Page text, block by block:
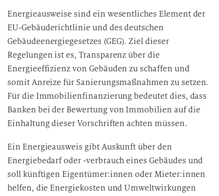
Energieausweise sind ein wesentliches Element der
EU-Gebäuderichtlinie und des deutschen
Gebäudeenergiegesetzes (GEG). Ziel dieser
Regelungen ist es, Transparenz über die
Energieeffizienz von Gebäuden zu schaffen und
somit Anreize für Sanierungsmaßnahmen zu setzen.
Für die Immobilienfinanzierung bedeutet dies, dass
Banken bei der Bewertung von Immobilien auf die
Einhaltung dieser Vorschriften achten müssen.
Ein Energieausweis gibt Auskunft über den
Energiebedarf oder -verbrauch eines Gebäudes und
soll künftigen Eigentümer:innen oder Mieter:innen
helfen, die Energiekosten und Umweltwirkungen